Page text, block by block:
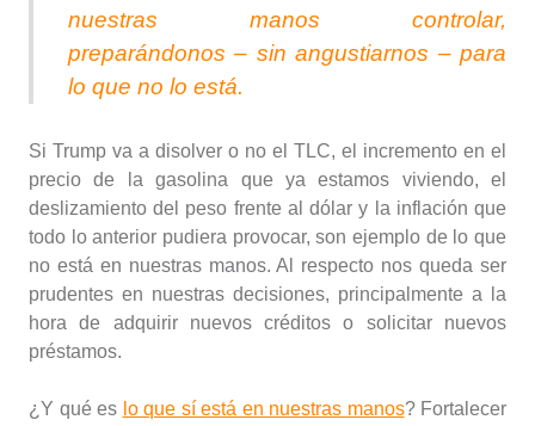
nuestras manos controlar,
preparándonos – sin angustiarnos – para
lo que no lo está.
Si Trump va a disolver o no el TLC, el incremento en el
precio de la gasolina que ya estamos viviendo, el
deslizamiento del peso frente al dólar y la inflación que
todo lo anterior pudiera provocar, son ejemplo de lo que
no está en nuestras manos. Al respecto nos queda ser
prudentes en nuestras decisiones, principalmente a la
hora de adquirir nuevos créditos o solicitar nuevos
préstamos.
¿Y qué es lo que sí está en nuestras manos? Fortalecer